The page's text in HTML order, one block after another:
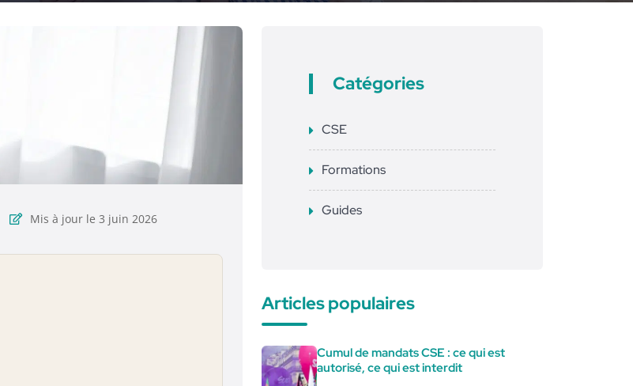
Mis à jour le 3 juin 2026
Catégories
CSE
Formations
Guides
Articles populaires
Cumul de mandats CSE : ce qui est
autorisé, ce qui est interdit